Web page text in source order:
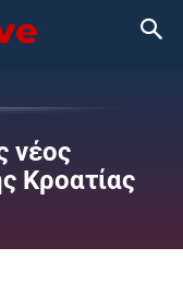
νέος
Κροατίας